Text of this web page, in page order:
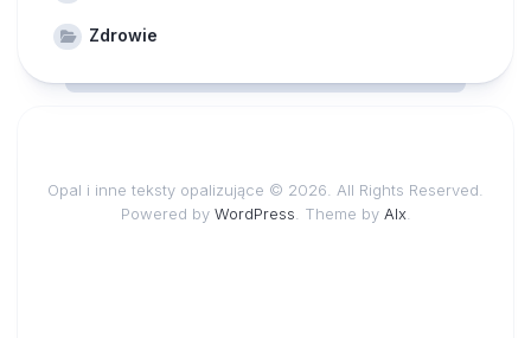
Zdrowie
Opal i inne teksty opalizujące © 2026. All Rights Reserved.
Powered by WordPress . Theme by Alx